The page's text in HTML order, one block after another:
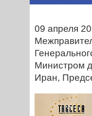
09 апреля
Министром
Иран,